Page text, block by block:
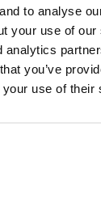
to analyse
your use of
analytics
you’ve
use of their
Inbouw
Ja